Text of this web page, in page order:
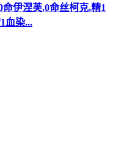
伊涅芙,0命丝柯克,精1
血染...